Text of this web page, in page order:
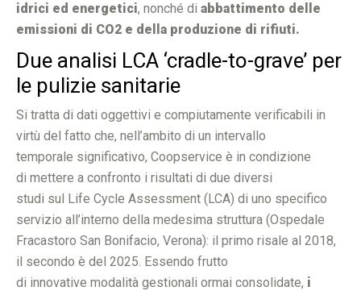
idrici ed energetici, nonché di abbattimento delle
emissioni di CO2 e della produzione di rifiuti.
Due analisi LCA ‘cradle-to-grave’ per
le pulizie sanitarie
Si tratta di dati oggettivi e compiutamente verificabili in
virtù del fatto che, nell’ambito di un intervallo
temporale significativo, Coopservice è in condizione
di mettere a confronto i risultati di due diversi
studi sul Life Cycle Assessment (LCA) di uno specifico
servizio all’interno della medesima struttura (Ospedale
Fracastoro San Bonifacio, Verona): il primo risale al 2018,
il secondo è del 2025. Essendo frutto
di innovative modalità gestionali ormai consolidate, i